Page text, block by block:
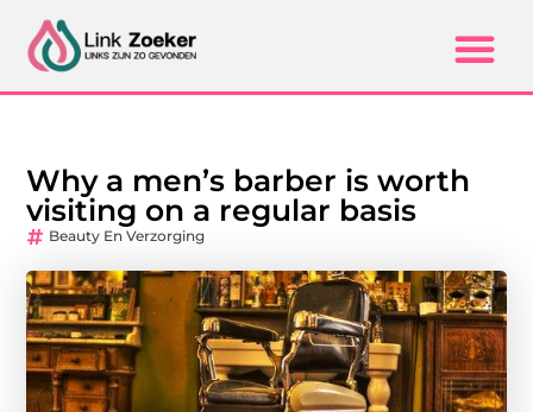
Why a men’s barber is worth
visiting on a regular basis
Beauty En Verzorging